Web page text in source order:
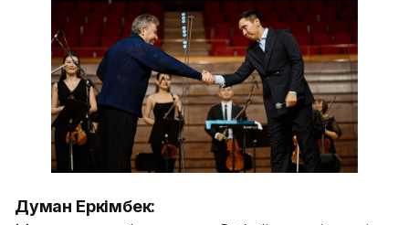
Думан Еркімбек: